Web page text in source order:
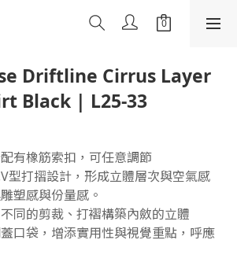
Driftline Cirrus Layer
Black | L25-33
有橡筋索扣，可任意調節
型打摺設計，形成立體層次與空氣感
塑感與份量感。
同的剪裁、打褶構築內斂的立體
口袋，增添實用性與視覺重點，呼應